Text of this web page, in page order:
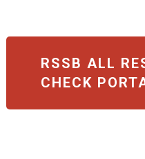
RSSB ALL
CHECK